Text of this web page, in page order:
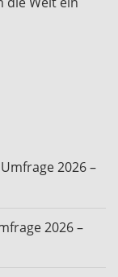
2026 –
2026 –